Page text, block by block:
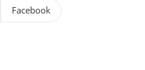
Facebook